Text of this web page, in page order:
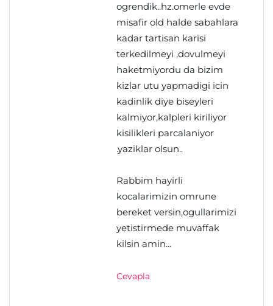
ogrendik..hz.omerle evde
misafir old halde sabahlara
kadar tartisan karisi
terkedilmeyi ,dovulmeyi
haketmiyordu da bizim
kizlar utu yapmadigi icin
kadinlik diye biseyleri
kalmiyor,kalpleri kiriliyor
kisilikleri parcalaniyor
.yaziklar olsun..
Rabbim hayirli
kocalarimizin omrune
bereket versin,ogullarimizi
yetistirmede muvaffak
kilsin amin...
Cevapla